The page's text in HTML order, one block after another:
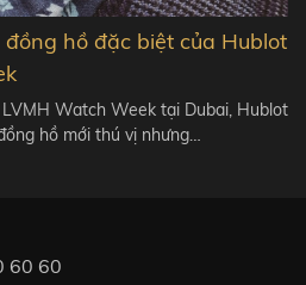
hồ đặc biệt của Hublot
Watch Week tại Dubai, Hublot
hồ mới thú vị nhưng…
60 60